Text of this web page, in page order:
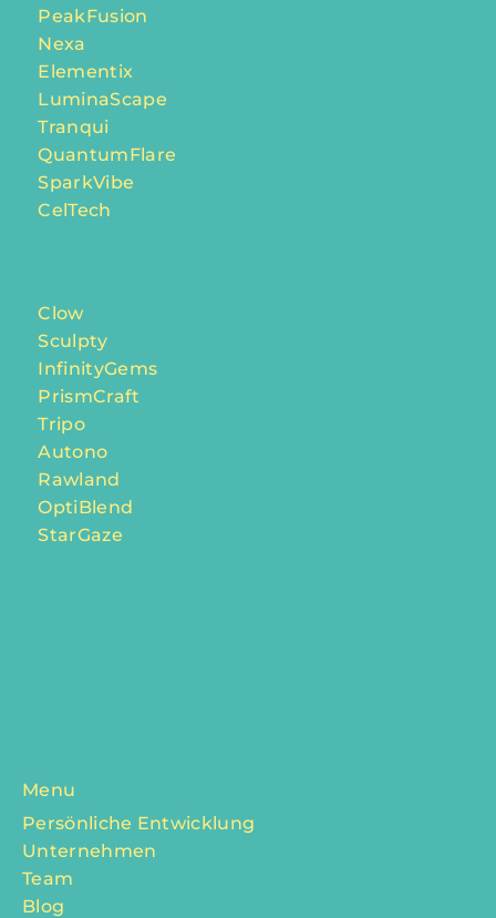
PeakFusion
Nexa
Elementix
LuminaScape
Tranqui
QuantumFlare
SparkVibe
CelTech
Clow
Sculpty
InfinityGems
PrismCraft
Tripo
Autono
Rawland
OptiBlend
StarGaze
Menu
Persönliche Entwicklung
Unternehmen
Team
Blog